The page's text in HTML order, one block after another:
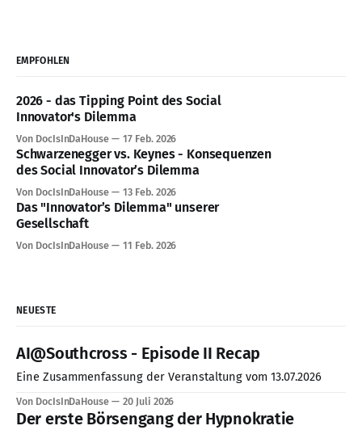
EMPFOHLEN
2026 - das Tipping Point des Social
Innovator's Dilemma
Von DocIsInDaHouse 17 Feb. 2026
Schwarzenegger vs. Keynes - Konsequenzen
des Social Innovator’s Dilemma
Von DocIsInDaHouse 13 Feb. 2026
Das "Innovator’s Dilemma" unserer
Gesellschaft
Von DocIsInDaHouse 11 Feb. 2026
NEUESTE
AI@Southcross - Episode II Recap
Eine Zusammenfassung der Veranstaltung vom 13.07.2026
Von DocIsInDaHouse 20 Juli 2026
Der erste Börsengang der Hypnokratie